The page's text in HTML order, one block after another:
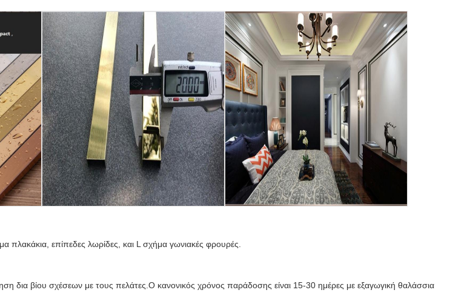
πλακάκια, επίπεδες λωρίδες, και L σχήμα γωνιακές φρουρές.
δια βίου σχέσεων με τους πελάτες.Ο κανονικός χρόνος παράδοσης είναι 15-30 ημέρες με εξαγωγική θαλάσσια